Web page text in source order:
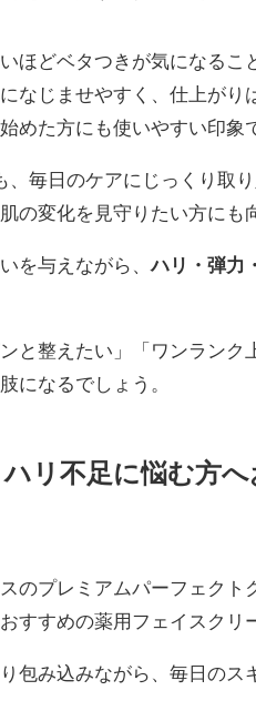
ほどベタつきが気になるこ
なじませやすく、仕上が
めた方にも使いやすい印象
、毎日のケアにじっくり取
の変化を見守りたい方にも
を与えながら、ハリ・弾力
と整えたい」「ワンラン
になるでしょう。
リ不足に悩む方
のプレミアムパーフェクト
すすめの薬用フェイスクリ
包み込みながら、毎日のス